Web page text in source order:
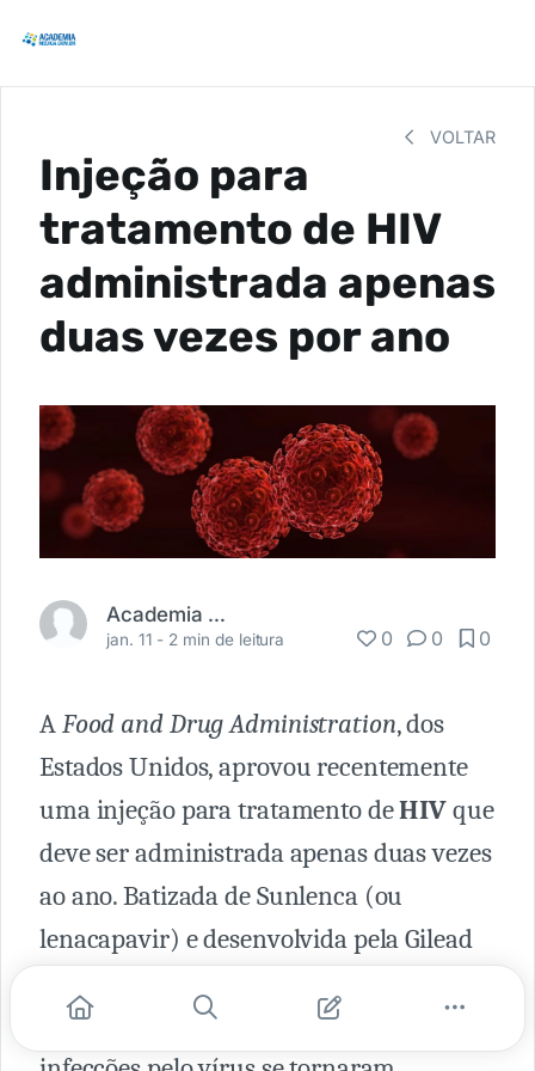
VOLTAR
Injeção para
tratamento de HIV
administrada apenas
duas vezes por ano
Academia Médica
jan. 11 - 2 min de leitura 0 0 0
AFood and Drug Administration, dos
Estados Unidos, aprovou recentemente
uma injeção para tratamento deHIVque
deve ser administrada apenas duas vezes
ao ano. Batizada de Sunlenca (ou
lenacapavir) e desenvolvida pela Gilead
utilizada em pacientes adultos cujas